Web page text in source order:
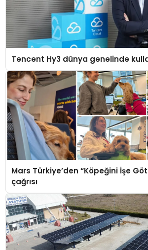
Tencent Hy3 dünya genelinde
Mars Türkiye’den “Köpeğini İşe
çağrısı